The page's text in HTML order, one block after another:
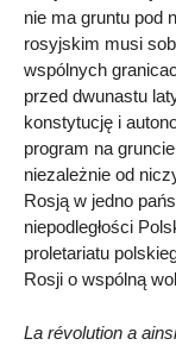
nie ma gruntu pod
rosyjskim musi
wspólnych
przed dwunastu
konstytucję i
program na
niezależnie od
Rosją w jedno
niepodległości
proletariatu
Rosji o wspólną
La révolution a